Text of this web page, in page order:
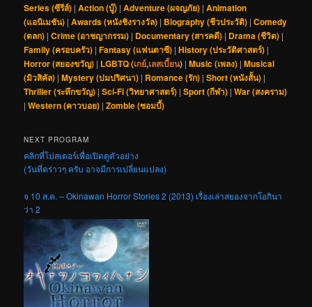
Series (ซีรีส์) |Action (บู๊) |Adventure (ผจญภัย) |Animation
(แอนิเมชัน) |Awards (หนังชิงรางวัล) | Biography (ชีวประวัติ) |Comedy
(ตลก) |Crime (อาชญากรรม) | Documentary (สารคดี) | Drama (ชีวิต) |
Family (ครอบครัว) |Fantasy (แฟนตาซี) |History (ประวัติศาสตร์) |
Horror (สยองขวัญ) | LGBTQ (เกย์,เลสเบี้ยน) |Music (เพลง) |Musical
(มิวสิคัล) |Mystery (ปมปริศนา) | Romance (รัก) |Short (หนังสั้น) |
Thriller (ระทึกขวัญ) |Sci-Fi (วิทยาศาสตร์) |Sport (กีฬา) |War (สงคราม)
|Western (คาวบอย) |Zombie (ซอมบี้)
NEXT PROGRAM
คลิกที่โปสเตอร์เพื่อเปิดดูตัวอย่าง
(วันที่คร่าวๆ ครับ อาจมีการเปลี่ยนแปลง)
จ 10 ส.ค. – Okinawan Horror Stories 2 (2013) เรื่องเล่าสยองจากโอกินา
ว่า 2